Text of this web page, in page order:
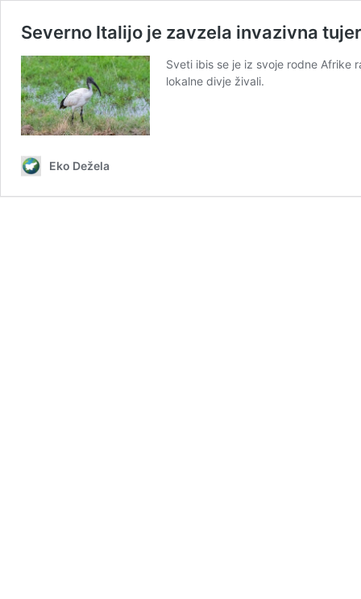
Severno Italijo je zavzela invazivna
Sveti ibis se je iz svoje rodne Afrike
lokalne divje živali.
Eko Dežela